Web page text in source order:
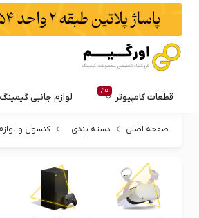
قطعات کامپیوتر
داغ
لوازم جانبی گیمینگ
صفحه اصلی دسته بندی کنسول و